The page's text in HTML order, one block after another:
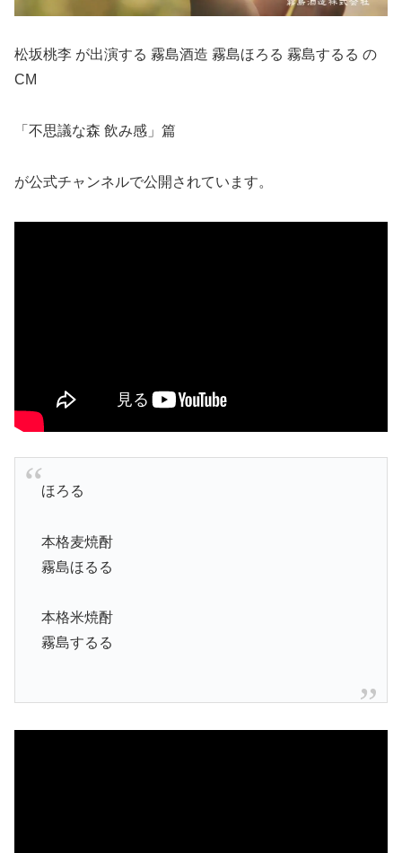
松坂桃李 が出演する 霧島酒造 霧島ほろる 霧島するる の
CM
「不思議な森 飲み感」篇
が公式チャンネルで公開されています。
ほろる
本格麦焼酎
霧島ほるる
本格米焼酎
霧島するる